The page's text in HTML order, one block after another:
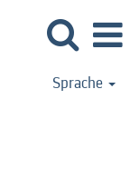
Sprache